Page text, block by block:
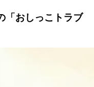
「おしっこトラブ